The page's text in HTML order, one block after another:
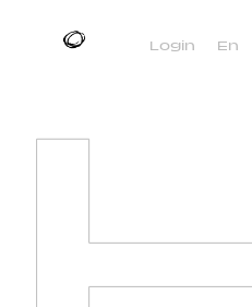
Login En